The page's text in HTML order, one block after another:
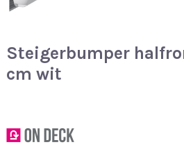
Steigerbumper
cm wit